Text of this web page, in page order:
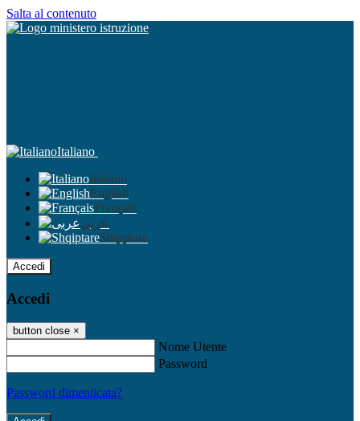
Salta al contenuto
Italiano
Italiano
English
Français
عربى
Shqiptare
Accedi
Accedi
button close ×
Nome Utente
Password
Password dimenticata?